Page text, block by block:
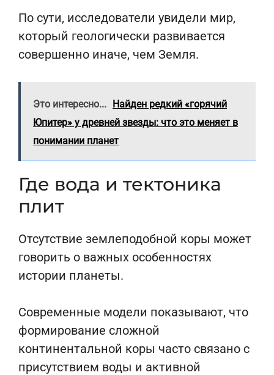
По сути, исследователи увидели мир,
который геологически развивается
совершенно иначе, чем Земля.
Это интересно... Найден редкий «горячий
Юпитер» у древней звезды: что это меняет в
понимании планет
Где вода и тектоника
плит
Отсутствие землеподобной коры может
говорить о важных особенностях
истории планеты.
Современные модели показывают, что
формирование сложной
континентальной коры часто связано с
присутствием воды и активной